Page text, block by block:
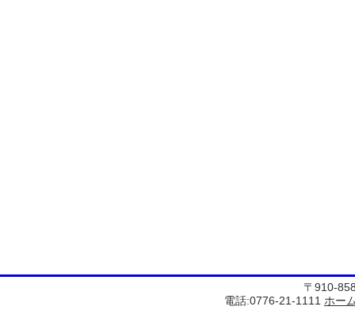
〒910-
電話:0776-21-1111 ホー